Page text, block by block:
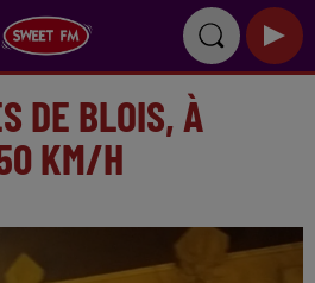
DE BLOIS, À
KM/H